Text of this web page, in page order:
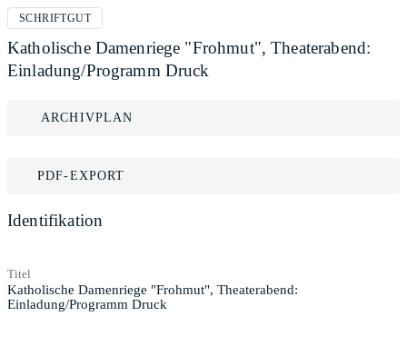
SCHRIFTGUT
Katholische Damenriege "Frohmut", Theaterabend:
Einladung/Programm Druck
ARCHIVPLAN
PDF-EXPORT
Identifikation
Titel
Katholische Damenriege "Frohmut", Theaterabend:
Einladung/Programm Druck